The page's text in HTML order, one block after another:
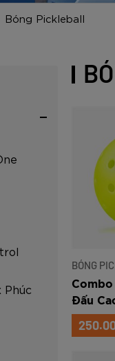
779.000
Đen2.890.000
Carbon Xanh
1.690.000
ZK5-AS205
1.690.000
569.000
Bóng Pickleball
BÓNG
Combo
Đấu
Zocker